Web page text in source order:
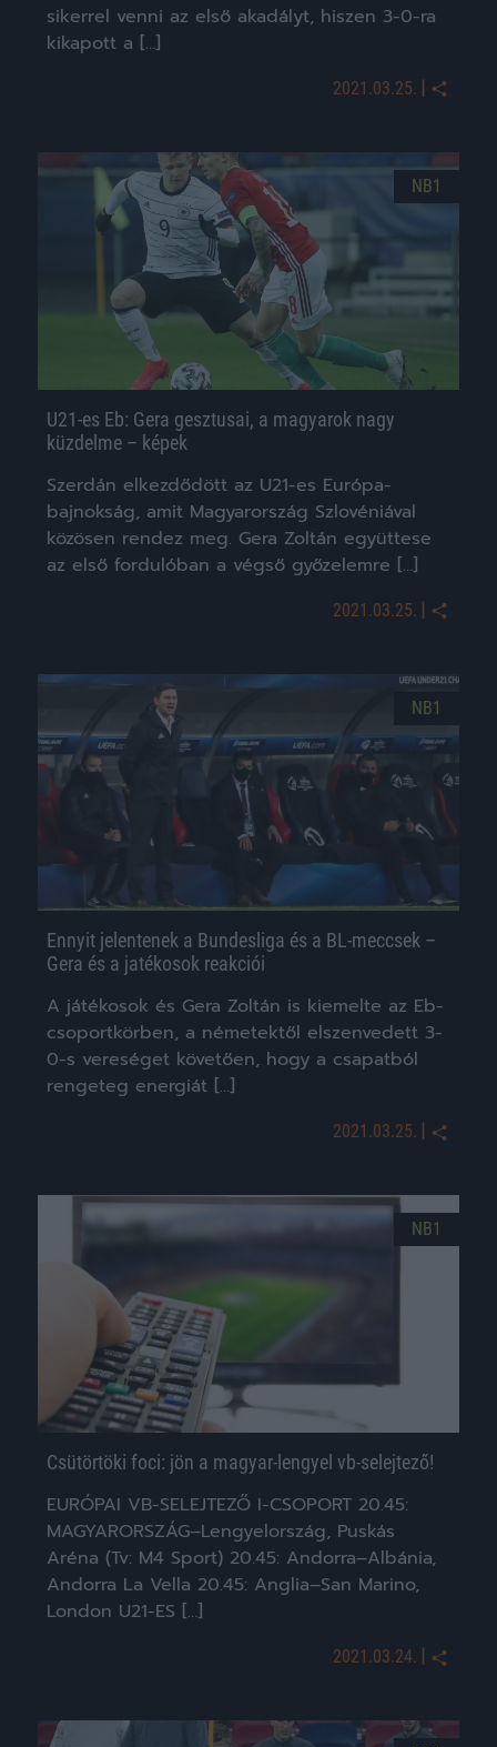
sikerrel venni az első akadályt, hiszen 3-0-ra
kikapott a […]
2021.03.25. |
NB1
U21-es Eb: Gera gesztusai, a magyarok nagy
küzdelme – képek
Szerdán elkezdődött az U21-es Európa-
bajnokság, amit Magyarország Szlovéniával
közösen rendez meg. Gera Zoltán együttese
az első fordulóban a végső győzelemre […]
2021.03.25. |
NB1
Ennyit jelentenek a Bundesliga és a BL-meccsek –
Gera és a jatékosok reakciói
A játékosok és Gera Zoltán is kiemelte az Eb-
csoportkörben, a németektől elszenvedett 3-
0-s vereséget követően, hogy a csapatból
rengeteg energiát […]
2021.03.25. |
NB1
Csütörtöki foci: jön a magyar-lengyel vb-selejtező!
EURÓPAI VB-SELEJTEZŐ I-CSOPORT 20.45:
MAGYARORSZÁG–Lengyelország, Puskás
Aréna (Tv: M4 Sport) 20.45: Andorra–Albánia,
Andorra La Vella 20.45: Anglia–San Marino,
London U21-ES […]
2021.03.24. |